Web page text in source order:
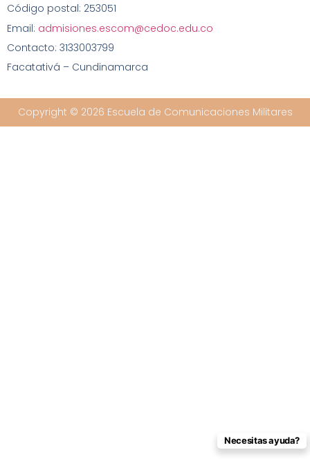
Código postal: 253051
Email: admisiones.escom@cedoc.edu.co
Contacto: 3133003799
Facatativá – Cundinamarca
Copyright © 2026 Escuela de Comunicaciones Militares
Necesitas ayuda?